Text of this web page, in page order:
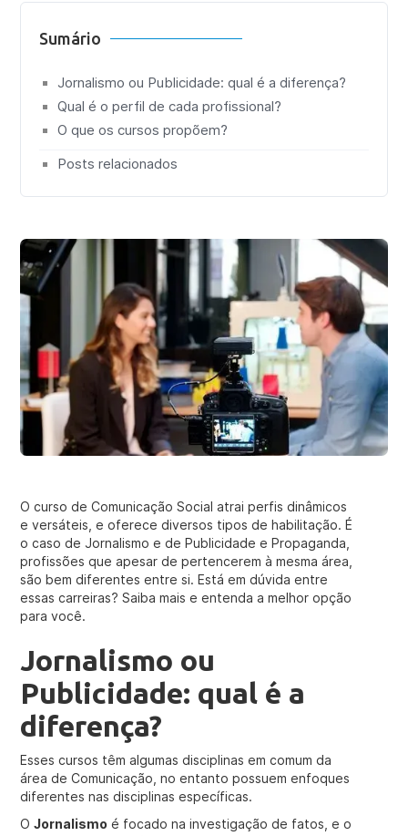
Sumário
Jornalismo ou Publicidade: qual é a diferença?
Qual é o perfil de cada profissional?
O que os cursos propõem?
Posts relacionados
O curso de Comunicação Social atrai perfis dinâmicos
e versáteis, e oferece diversos tipos de habilitação. É
o caso de Jornalismo e de Publicidade e Propaganda,
profissões que apesar de pertencerem à mesma área,
são bem diferentes entre si. Está em dúvida entre
essas carreiras? Saiba mais e entenda a melhor opção
para você.
Jornalismo ou
Publicidade: qual é a
diferença?
Esses cursos têm algumas disciplinas em comum da
área de Comunicação, no entanto possuem enfoques
diferentes nas disciplinas específicas.
OJornalismo é focado na investigação de fatos, e o